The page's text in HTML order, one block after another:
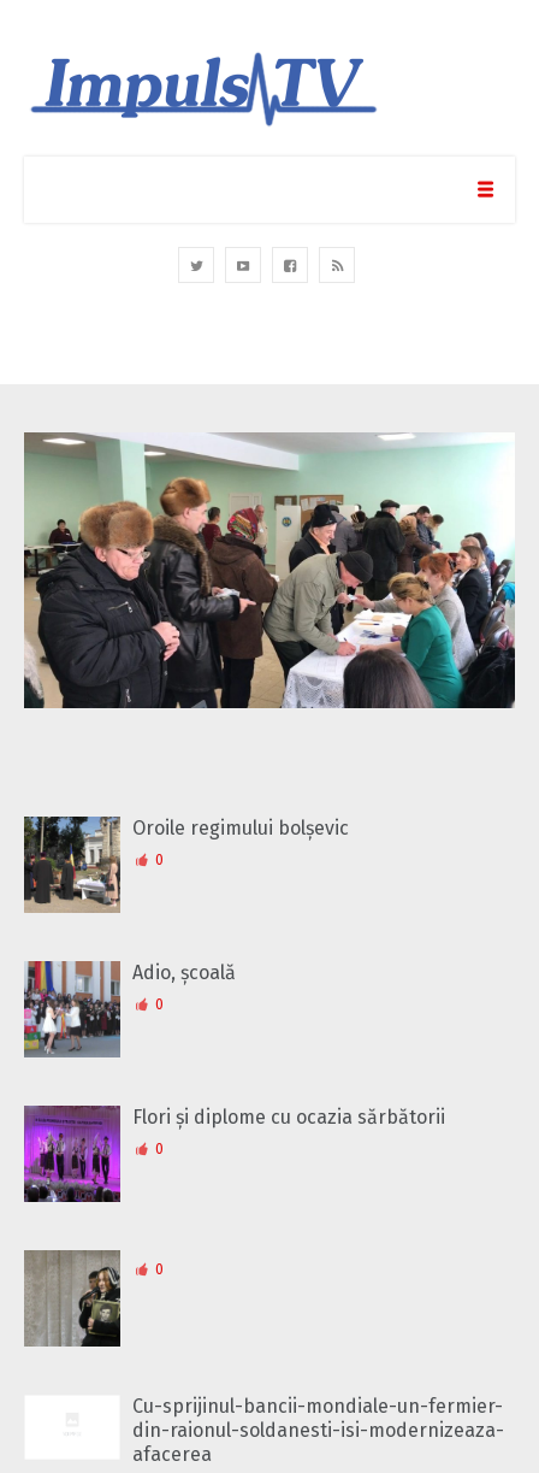
Oroile regimului bolșevic
0
Adio, școală
0
Flori și diplome cu ocazia sărbătorii
0
0
Cu-sprijinul-bancii-mondiale-un-fermier-
din-raionul-soldanesti-isi-modernizeaza-
afacerea